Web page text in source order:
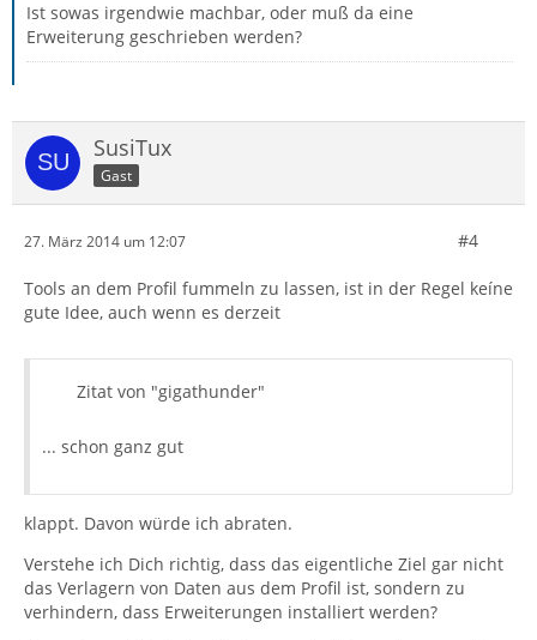
Ist sowas irgendwie machbar, oder muß da eine
Erweiterung geschrieben werden?
SusiTux
Gast
27. März 2014 um 12:07 #4
Tools an dem Profil fummeln zu lassen, ist in der Regel keíne
gute Idee, auch wenn es derzeit
Zitat von "gigathunder"
... schon ganz gut
klappt. Davon würde ich abraten.
Verstehe ich Dich richtig, dass das eigentliche Ziel gar nicht
das Verlagern von Daten aus dem Profil ist, sondern zu
verhindern, dass Erweiterungen installiert werden?